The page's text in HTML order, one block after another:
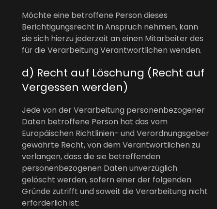
Möchte eine betroffene Person dieses
Berichtigungsrecht in Anspruch nehmen, kann
sie sich hierzu jederzeit an einen Mitarbeiter des
für die Verarbeitung Verantwortlichen wenden.
d) Recht auf Löschung (Recht auf
Vergessen werden)
Jede von der Verarbeitung personenbezogener
Daten betroffene Person hat das vom
Europäischen Richtlinien- und Verordnungsgeber
gewährte Recht, von dem Verantwortlichen zu
verlangen, dass die sie betreffenden
personenbezogenen Daten unverzüglich
gelöscht werden, sofern einer der folgenden
Gründe zutrifft und soweit die Verarbeitung nicht
erforderlich ist: